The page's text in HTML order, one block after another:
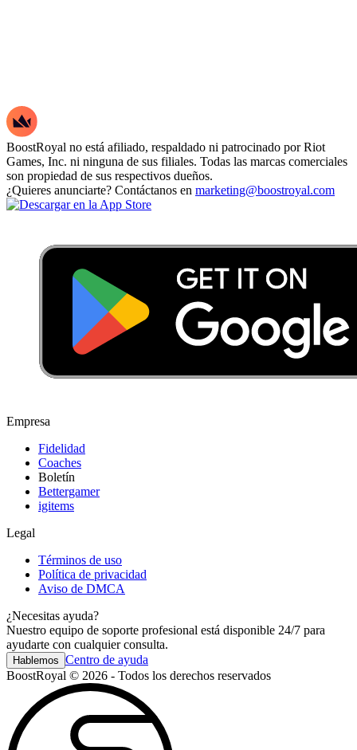
BoostRoyal no está afiliado, respaldado ni patrocinado por Riot
Games, Inc. ni ninguna de sus filiales. Todas las marcas comerciales
son propiedad de sus respectivos dueños.
¿Quieres anunciarte? Contáctanos en marketing@boostroyal.com
Empresa
Fidelidad
Coaches
Boletín
Bettergamer
igitems
Legal
Términos de uso
Política de privacidad
Aviso de DMCA
¿Necesitas ayuda?
Nuestro equipo de soporte profesional está disponible 24/7 para
ayudarte con cualquier consulta.
Hablemos Centro de ayuda
BoostRoyal © 2026 - Todos los derechos reservados